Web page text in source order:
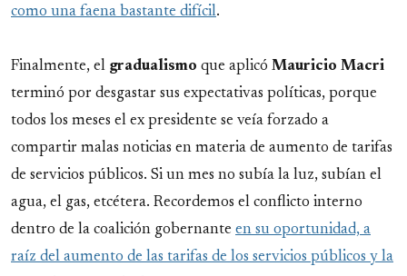
como una faena bastante difícil.
Finalmente, el gradualismo que aplicó Mauricio Macri
terminó por desgastar sus expectativas políticas, porque
todos los meses el ex presidente se veía forzado a
compartir malas noticias en materia de aumento de tarifas
de servicios públicos. Si un mes no subía la luz, subían el
agua, el gas, etcétera. Recordemos el conflicto interno
dentro de la coalición gobernante en su oportunidad, a
raíz del aumento de las tarifas de los servicios públicos y la